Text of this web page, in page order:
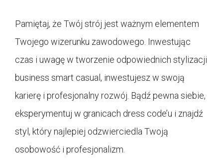
Pamiętaj, że Twój strój jest ważnym elementem
Twojego wizerunku zawodowego. Inwestując
czas i uwagę w tworzenie odpowiednich stylizacji
business smart casual, inwestujesz w swoją
karierę i profesjonalny rozwój. Bądź pewna siebie,
eksperymentuj w granicach dress code’u i znajdź
styl, który najlepiej odzwierciedla Twoją
osobowość i profesjonalizm.